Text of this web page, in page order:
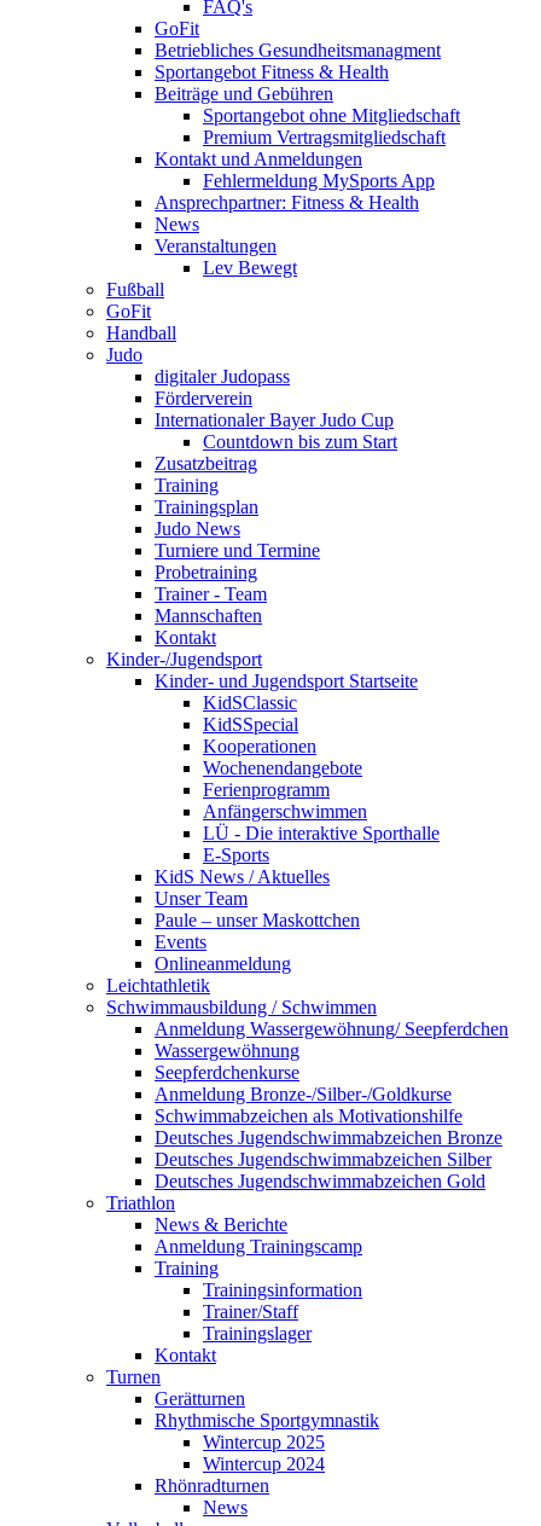
FAQ's
GoFit
Betriebliches Gesundheitsmanagment
Sportangebot Fitness & Health
Beiträge und Gebühren
Sportangebot ohne Mitgliedschaft
Premium Vertragsmitgliedschaft
Kontakt und Anmeldungen
Fehlermeldung MySports App
Ansprechpartner: Fitness & Health
News
Veranstaltungen
Lev Bewegt
Fußball
GoFit
Handball
Judo
digitaler Judopass
Förderverein
Internationaler Bayer Judo Cup
Countdown bis zum Start
Zusatzbeitrag
Training
Trainingsplan
Judo News
Turniere und Termine
Probetraining
Trainer - Team
Mannschaften
Kontakt
Kinder-/Jugendsport
Kinder- und Jugendsport Startseite
KidSClassic
KidSSpecial
Kooperationen
Wochenendangebote
Ferienprogramm
Anfängerschwimmen
LÜ - Die interaktive Sporthalle
E-Sports
KidS News / Aktuelles
Unser Team
Paule – unser Maskottchen
Events
Onlineanmeldung
Leichtathletik
Schwimmausbildung / Schwimmen
Anmeldung Wassergewöhnung/ Seepferdchen
Wassergewöhnung
Seepferdchenkurse
Anmeldung Bronze-/Silber-/Goldkurse
Schwimmabzeichen als Motivationshilfe
Deutsches Jugendschwimmabzeichen Bronze
Deutsches Jugendschwimmabzeichen Silber
Deutsches Jugendschwimmabzeichen Gold
Triathlon
News & Berichte
Anmeldung Trainingscamp
Training
Trainingsinformation
Trainer/Staff
Trainingslager
Kontakt
Turnen
Gerätturnen
Rhythmische Sportgymnastik
Wintercup 2025
Wintercup 2024
Rhönradturnen
News